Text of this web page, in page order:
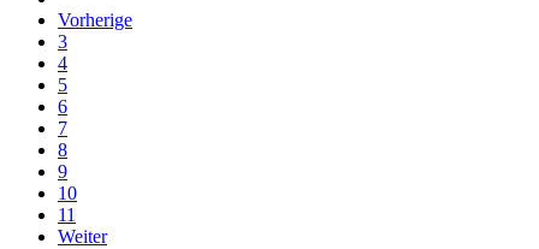
Vorherige
3
4
5
6
7
8
9
10
11
Weiter